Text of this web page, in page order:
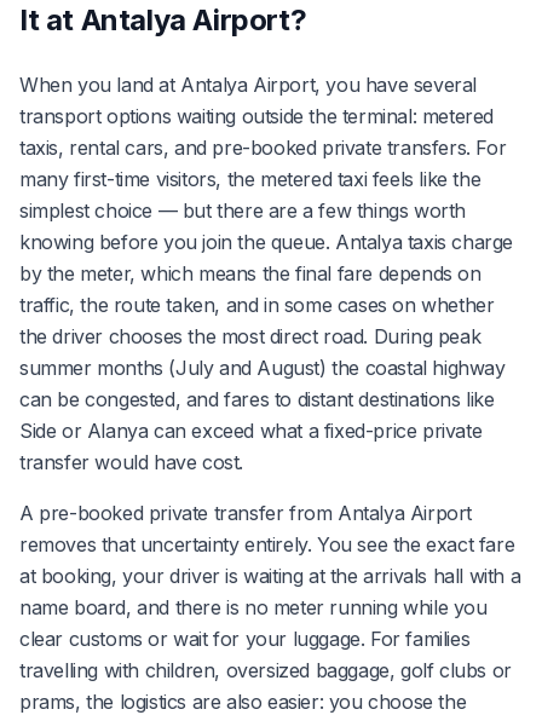
It at Antalya Airport?
When you land at Antalya Airport, you have several
transport options waiting outside the terminal: metered
taxis, rental cars, and pre-booked private transfers. For
many first-time visitors, the metered taxi feels like the
simplest choice — but there are a few things worth
knowing before you join the queue. Antalya taxis charge
by the meter, which means the final fare depends on
traffic, the route taken, and in some cases on whether
the driver chooses the most direct road. During peak
summer months (July and August) the coastal highway
can be congested, and fares to distant destinations like
Side or Alanya can exceed what a fixed-price private
transfer would have cost.
A pre-booked private transfer from Antalya Airport
removes that uncertainty entirely. You see the exact fare
at booking, your driver is waiting at the arrivals hall with a
name board, and there is no meter running while you
clear customs or wait for your luggage. For families
travelling with children, oversized baggage, golf clubs or
prams, the logistics are also easier: you choose the